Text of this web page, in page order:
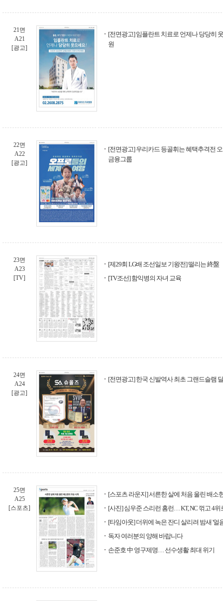
21면
A21
[광고]
[전면광고] 임플란트 치료로 언제나 당당히
원
22면
A22
[광고]
[전면광고] 우리카드 등골휘는 혜택추격전
금융그룹
23면
A23
[TV]
[제29회 LG배 조선일보 기왕전] 떨리는 終盤
[TV조선] 함익병의 자녀 교육
24면
A24
[광고]
[전면광고] 한국 신발역사 최초 그랜드슬램
25면
A25
[스포츠]
[스포츠 라운지] 서른한 살에 처음 울린 배소
[사진] 심우준 스리런 홈런… KT, NC 꺾고 4위
[타임아웃] 더위에 녹은 잔디 살리려 밤새 '얼
독자 여러분의 양해 바랍니다
손준호 中 영구제명… 선수생활 최대 위기